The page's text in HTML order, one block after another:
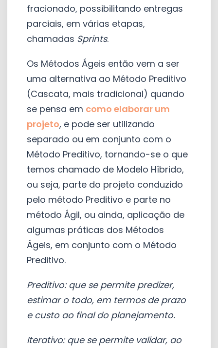
fracionado, possibilitando entregas
parciais, em várias etapas,
chamadas Sprints.
Os Métodos Ágeis então vem a ser
uma alternativa ao Método Preditivo
(Cascata, mais tradicional) quando
se pensa em como elaborar um
projeto, e pode ser utilizando
separado ou em conjunto com o
Método Preditivo, tornando-se o que
temos chamado de Modelo Híbrido,
ou seja, parte do projeto conduzido
pelo método Preditivo e parte no
método Ágil, ou ainda, aplicação de
algumas práticas dos Métodos
Ágeis, em conjunto com o Método
Preditivo.
Preditivo: que se permite predizer,
estimar o todo, em termos de prazo
e custo ao final do planejamento.
Iterativo: que se permite validar, ao